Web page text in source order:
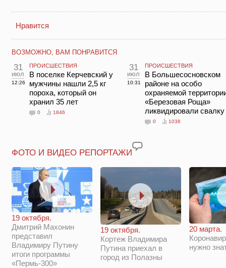
Нравится
ВОЗМОЖНО, ВАМ ПОНРАВИТСЯ
31
июл
12:26
ПРОИСШЕСТВИЯ
В поселке Керчевский у
мужчины нашли 2,5 кг
пороха, который он
хранил 35 лет
0 1846
31
июл
10:31
ПРОИСШЕСТВИЯ
В Большесосновском
районе на особо
охраняемой
«Березовая Роща»
ликвидировали свалку
0 1038
ФОТО И ВИДЕО РЕПОРТАЖИ
19 октября.
Дмитрий Махонин
представил
Владимиру Путину
итоги программы
«Пермь-300»
19 октября.
Кортеж Владимира
Путина приехал в
город из Полазны
20 марта.
нужно